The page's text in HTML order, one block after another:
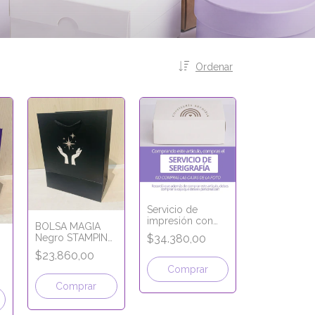
Ordenar
BOLSA MAGIA
Negro STAMPING
PLATA 18x23x11
$23.860,00
Comprar
Servicio de
impresión con
Logo
$34.380,00
Comprar